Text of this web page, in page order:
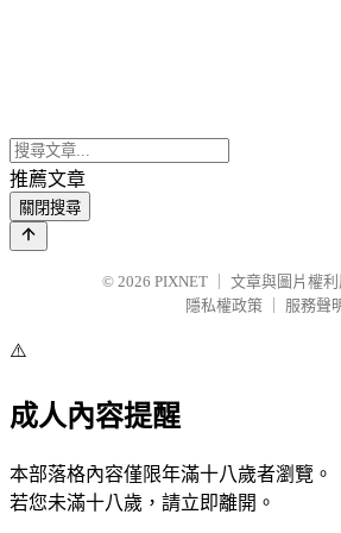
推薦文章
關閉搜尋
© 2026 PIXNET
文章與圖片權
隱私權政策
服務聲
⚠️
成人內容提醒
本部落格內容僅限年滿十八歲者瀏覽。
若您未滿十八歲，請立即離開。